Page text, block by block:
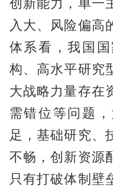
创新能力，单一
入大、风险偏高
体系看，我国
构、高水平研究
大战略力量存在
需错位等问题
足，基础研究、
不畅，创新资源
只有打破体制壁